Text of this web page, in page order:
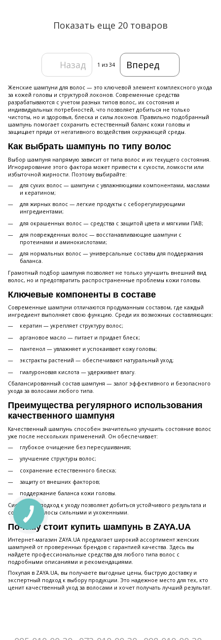
Показать еще 20 товаров
Назад 1 из 34 Вперед
Женские шампуни для волос — это ключевой элемент комплексного ухода
за кожей головы и структурой локонов. Современные средства
разрабатываются с учетом разных типов волос, их состояния и
индивидуальных потребностей, что позволяет добиться не только
чистоты, но и здоровья, блеска и силы локонов. Правильно подобранный
шампунь помогает сохранить естественный баланс кожи головы и
защищает пряди от негативного воздействия окружающей среды.
Как выбрать шампунь по типу волос
Выбор шампуня напрямую зависит от типа волос и их текущего состояния.
Игнорирование этого фактора может привести к сухости, ломкости или
избыточной жирности. Поэтому выбирайте:
для сухих волос — шампуни с увлажняющими компонентами, маслами
и кератином;
для жирных волос — легкие продукты с себорегулирующими
ингредиентами;
для окрашенных волос — средства с защитой цвета и мягкими ПАВ;
для поврежденных волос — восстанавливающие шампуни с
протеинами и аминокислотами;
для нормальных волос — универсальные составы для поддержания
баланса.
Грамотный подбор шампуня позволяет не только улучшить внешний вид
волос, но и предотвратить распространенные проблемы кожи головы.
Ключевые компоненты в составе
Современные шампуни отличаются продуманным составом, где каждый
ингредиент выполняет свою функцию. Среди их возможных составляющих:
кератин — укрепляет структуру волос;
аргановое масло — питает и придает блеск;
пантенол — увлажняет и успокаивает кожу головы;
экстракты растений — обеспечивают натуральный уход;
гиалуроновая кислота — удерживает влагу.
Сбалансированный состав шампуня — залог эффективного и безопасного
ухода за волосами любого типа.
Преимущества регулярного использования
качественного шампуня
Качественный шампунь способен значительно улучшить состояние волос
уже после нескольких применений. Он обеспечивает:
глубокое очищение без пересушивания;
улучшение структуры волос;
сохранение естественного блеска;
защиту от внешних факторов;
поддержание баланса кожи головы.
Системный подход к уходу позволяет добиться устойчивого результата и
сохранить волосы сильными и ухоженными.
Почему стоит купить шампунь в ZAYA.UA
Интернет-магазин ZAYA.UA предлагает широкий ассортимент женских
шампуней от проверенных брендов с гарантией качества. Здесь вы
найдете профессиональные средства для любого типа волос с
подробными описаниями и рекомендациями.
Покупая в ZAYA.UA, вы получаете выгодные цены, быструю доставку и
экспертный подход к выбору продукции. Это надежное место для тех, кто
ценит качественный уход за волосами и хочет получать лучший результат.